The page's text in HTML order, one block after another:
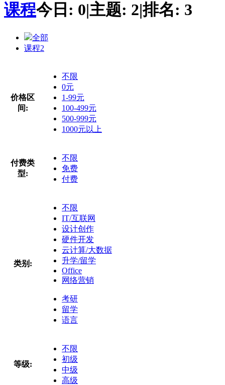
课程今日: 0|主题: 2|排名: 3
全部
课程2
价格区
间:
不限
0元
1-99元
100-499元
500-999元
1000元以上
付费类
型:
不限
免费
付费
类别:
不限
IT/互联网
设计创作
硬件开发
云计算/大数据
升学/留学
Office
网络营销
考研
留学
语言
等级:
不限
初级
中级
高级